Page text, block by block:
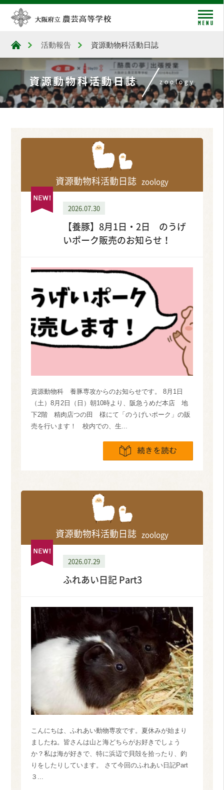
大阪府立農芸高等学校
活動報告 資源動物科活動日誌
資源動物科活動日誌 zoology
資源動物科活動日誌 zoology
2026.07.30
【養豚】8月1日・2日 のうげ
いポーク販売のお知らせ！
資源動物科 養豚専攻からのお知らせです。 8月1日
（土）8月2日（日）朝10時より、阪急うめだ本店 地
下2階 精肉店つの田 様にて「のうげいポーク」の販
売を行います！ 校内での、生...
資源動物科活動日誌 zoology
2026.07.29
ふれあい日記 Part3
こんにちは、ふれあい動物専攻です。夏休みが始まり
ましたね。皆さんは山と海どちらがお好きでしょう
か？私は海が好きで、特に浜辺で貝殻を拾ったり、釣
りをしたりしています。 さて今回のふれあい日記Part
３...